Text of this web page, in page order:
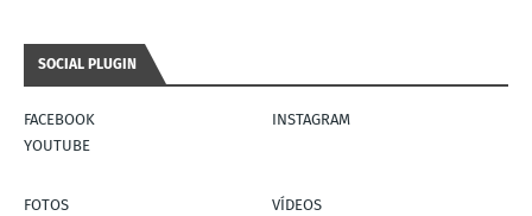
SOCIAL PLUGIN
FACEBOOK
INSTAGRAM
YOUTUBE
FOTOS
VÍDEOS